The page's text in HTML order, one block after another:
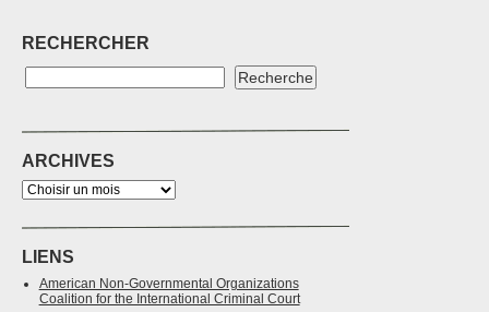
RECHERCHER
ARCHIVES
LIENS
American Non-Governmental Organizations
Coalition for the International Criminal Court